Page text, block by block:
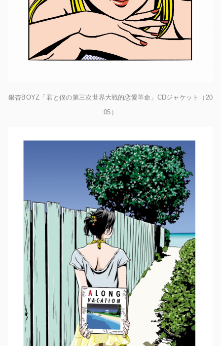
銀杏BOYZ「君と僕の第三次世界大戦的恋愛革命」CDジャケット（20
05）